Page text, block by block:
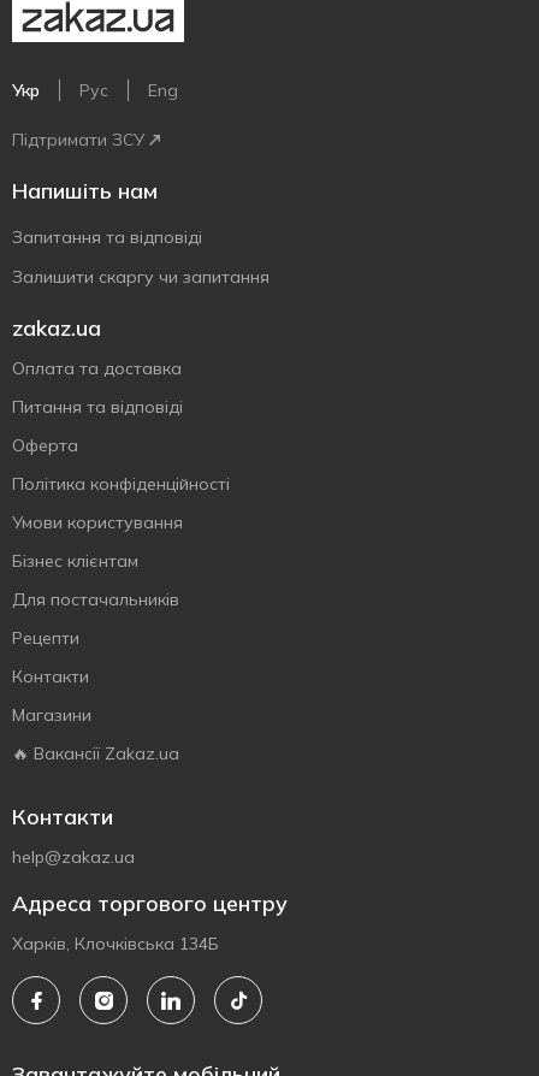
Укр Рус Eng
Підтримати ЗСУ
Напишіть нам
Запитання та відповіді
Залишити скаргу чи запитання
zakaz.ua
Оплата та доставка
Питання та відповіді
Оферта
Політика конфіденційності
Умови користування
Бізнес клієнтам
Для постачальників
Рецепти
Контакти
Магазини
🔥 Вакансії Zakaz.ua
Контакти
help@zakaz.ua
Адреса торгового центру
Харків, Клочківська 134Б